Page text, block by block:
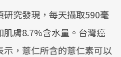
究發現，每天攝取590毫
膚8.7%含水量。台灣癌
，薏仁所含的薏仁素可以